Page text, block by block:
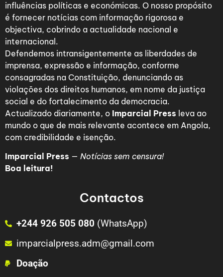
influências políticas e económicas. O nosso propósito
é fornecer notícias com informação rigorosa e
objectiva, cobrindo a actualidade nacional e
internacional.
Defendemos intransigentemente as liberdades de
imprensa, expressão e informação, conforme
consagradas na Constituição, denunciando as
violações dos direitos humanos, em nome da justiça
social e do fortalecimento da democracia.
Actualizado diariamente, o Imparcial Press leva ao
mundo o que de mais relevante acontece em Angola,
com credibilidade e isenção.
Imparcial Press — Notícias sem censura!
Boa leitura!
Contactos
+244 926 505 080 (WhatsApp)
imparcialpress.adm@gmail.com
Doação